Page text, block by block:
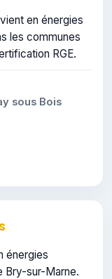
en énergies
les communes
RGE.
sous Bois
énergies
Bry-sur-Marne.